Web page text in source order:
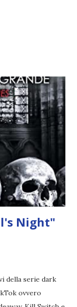
Traduttore:
De Haas
devastata, ma
stata da
prima che
fratellastro di
e Kaleb, in una
Tiernan sarà
Night"
della serie dark
ovvero